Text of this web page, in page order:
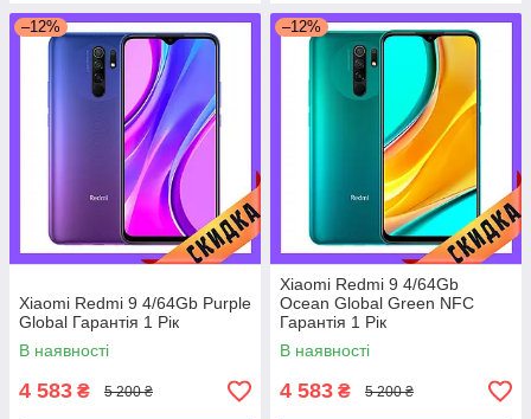
–12%
Xiaomi Redmi 9 4/64Gb Purple
Global Гарантія 1 Рік
В наявності
4 583 ₴ 5 200 ₴
–12%
Xiaomi Redmi 9 4/64Gb
Ocean Global Green NFC
Гарантія 1 Рік
В наявності
4 583 ₴ 5 200 ₴